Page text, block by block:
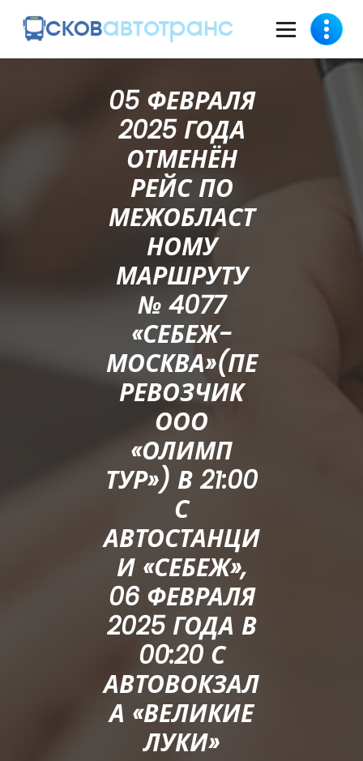
05 ФЕВРАЛЯ
2025 ГОДА
ОТМЕНЁН
РЕЙС ПО
МЕЖОБЛАСТ
НОМУ
МАРШРУТУ
№ 4077
«СЕБЕЖ-
МОСКВА»(ПЕ
РЕВОЗЧИК
ООО
«ОЛИМП
ТУР») В 21:00
С
АВТОСТАНЦИ
И «СЕБЕЖ»,
06 ФЕВРАЛЯ
2025 ГОДА В
00:20 С
АВТОВОКЗАЛ
А «ВЕЛИКИЕ
ЛУКИ»